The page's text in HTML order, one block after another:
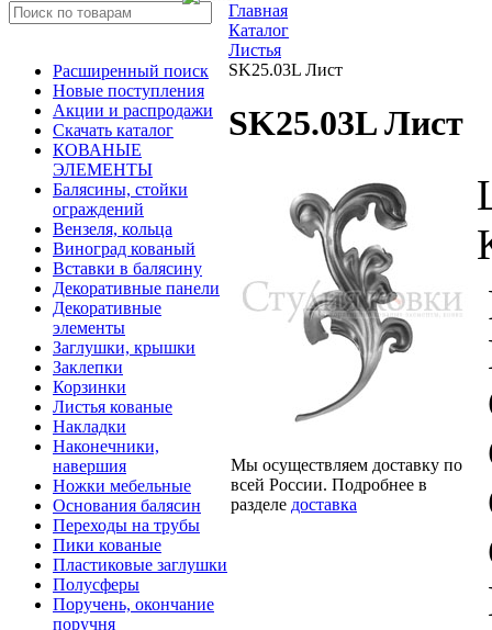
Расширенный поиск
Новые поступления
Акции и распродажи
Скачать каталог
КОВАНЫЕ
ЭЛЕМЕНТЫ
Балясины, стойки
ограждений
Вензеля, кольца
Виноград кованый
Вставки в балясину
Декоративные панели
Декоративные
элементы
Заглушки, крышки
Заклепки
Корзинки
Листья кованые
Накладки
Наконечники,
навершия
Ножки мебельные
Основания балясин
Переходы на трубы
Пики кованые
Пластиковые заглушки
Полусферы
Поручень, окончание
поручня
Главная
Каталог
Листья
SK25.03L Лист
SK25.03L Лист
Мы осуществляем доставку по
всей России. Подробнее в
разделе доставка